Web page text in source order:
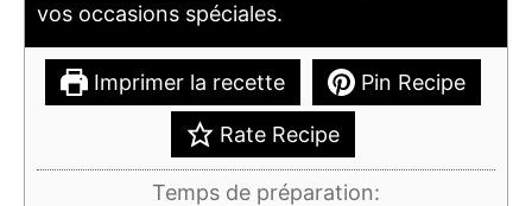
vos occasions spéciales.
Imprimer la recette Pin Recipe
Rate Recipe
Temps de préparation: